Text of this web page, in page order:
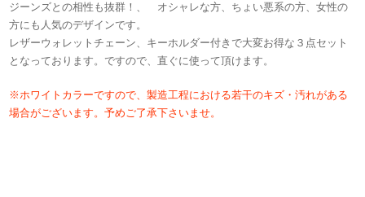
ジーンズとの相性も抜群！、 オシャレな方、ちょい悪系の方、女性の
方にも人気のデザインです。
レザーウォレットチェーン、キーホルダー付きで大変お得な３点セット
となっております。ですので、直ぐに使って頂けます。
※ホワイトカラーですので、製造工程における若干のキズ・汚れがある
場合がございます。予めご了承下さいませ。